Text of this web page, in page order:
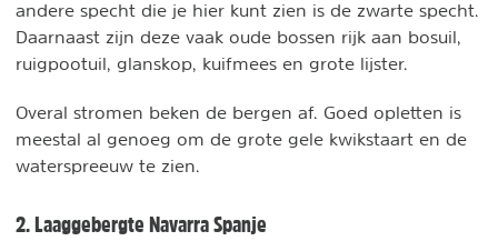
andere specht die je hier kunt zien is de zwarte specht.
Daarnaast zijn deze vaak oude bossen rijk aan bosuil,
ruigpootuil, glanskop, kuifmees en grote lijster.
Overal stromen beken de bergen af. Goed opletten is
meestal al genoeg om de grote gele kwikstaart en de
waterspreeuw te zien.
2. Laaggebergte Navarra Spanje